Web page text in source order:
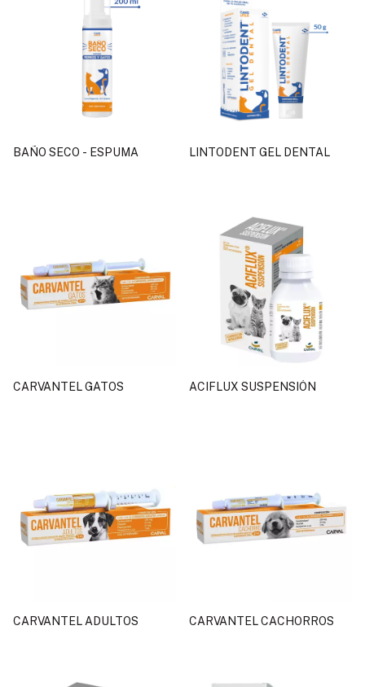
BAÑO SECO - ESPUMA LINTODENT GEL DENTAL
CARVANTEL GATOS ACIFLUX SUSPENSIÓN
CARVANTEL ADULTOS CARVANTEL CACHORROS